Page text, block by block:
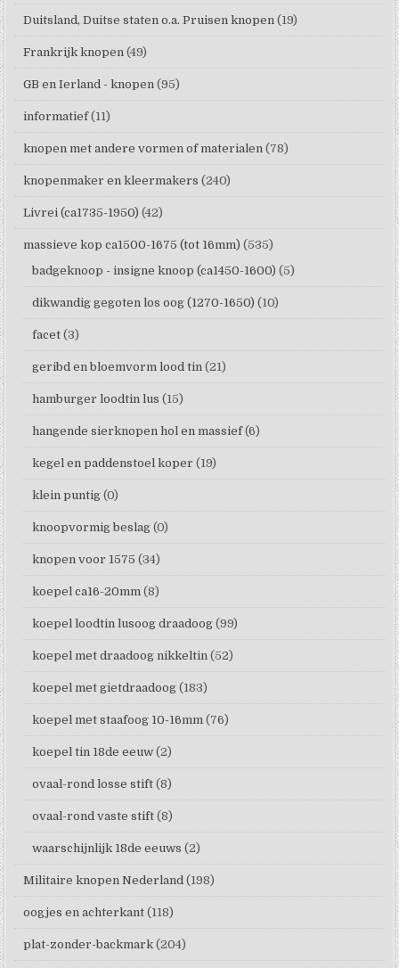
Duitsland, Duitse staten o.a. Pruisen knopen (19)
Frankrijk knopen (49)
GB en Ierland - knopen (95)
informatief (11)
knopen met andere vormen of materialen (78)
knopenmaker en kleermakers (240)
Livrei (ca1735-1950) (42)
massieve kop ca1500-1675 (tot 16mm) (535)
badgeknoop - insigne knoop (ca1450-1600) (5)
dikwandig gegoten los oog (1270-1650) (10)
facet (3)
geribd en bloemvorm lood tin (21)
hamburger loodtin lus (15)
hangende sierknopen hol en massief (6)
kegel en paddenstoel koper (19)
klein puntig (0)
knoopvormig beslag (0)
knopen voor 1575 (34)
koepel ca16-20mm (8)
koepel loodtin lusoog draadoog (99)
koepel met draadoog nikkeltin (52)
koepel met gietdraadoog (183)
koepel met staafoog 10-16mm (76)
koepel tin 18de eeuw (2)
ovaal-rond losse stift (8)
ovaal-rond vaste stift (8)
waarschijnlijk 18de eeuws (2)
Militaire knopen Nederland (198)
oogjes en achterkant (118)
plat-zonder-backmark (204)